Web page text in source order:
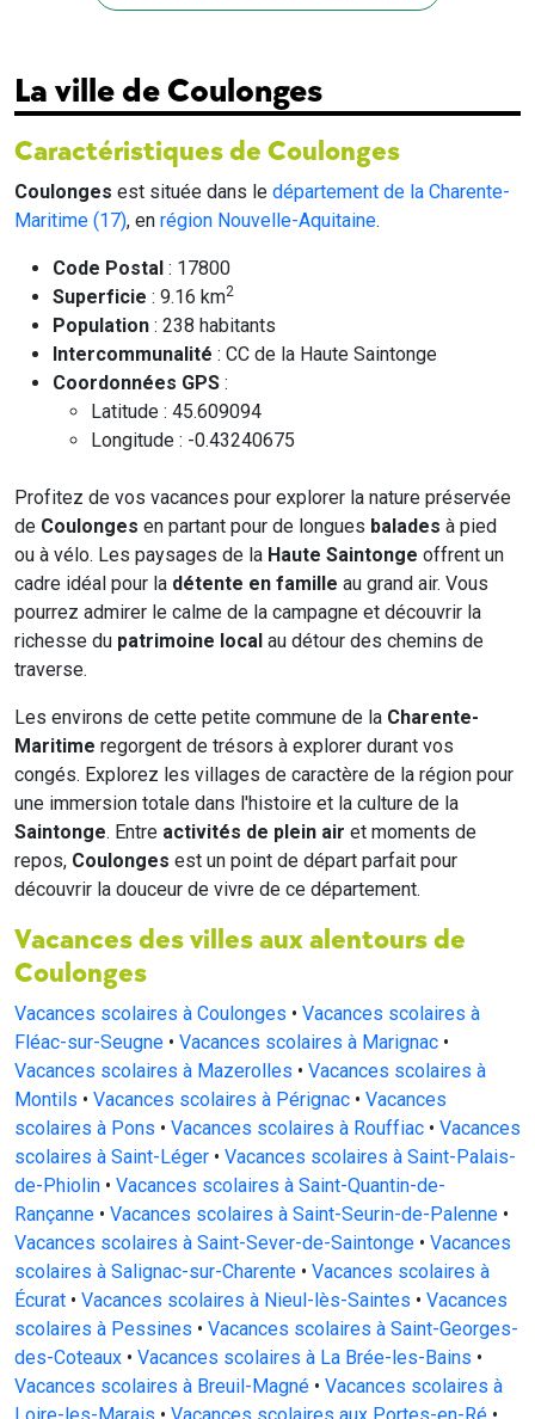
La ville de Coulonges
Caractéristiques de Coulonges
Coulonges est située dans le département de la Charente-
Maritime (17), en région Nouvelle-Aquitaine.
Code Postal : 17800
Superficie : 9.16 km2
Population : 238 habitants
Intercommunalité : CC de la Haute Saintonge
Coordonnées GPS :
Latitude : 45.609094
Longitude : -0.43240675
Profitez de vos vacances pour explorer la nature préservée
de Coulonges en partant pour de longues balades à pied
ou à vélo. Les paysages de la Haute Saintonge offrent un
cadre idéal pour la détente en famille au grand air. Vous
pourrez admirer le calme de la campagne et découvrir la
richesse du patrimoine local au détour des chemins de
traverse.
Les environs de cette petite commune de la Charente-
Maritime regorgent de trésors à explorer durant vos
congés. Explorez les villages de caractère de la région pour
une immersion totale dans l'histoire et la culture de la
Saintonge. Entre activités de plein air et moments de
repos, Coulonges est un point de départ parfait pour
découvrir la douceur de vivre de ce département.
Vacances des villes aux alentours de
Coulonges
Vacances scolaires à Coulonges • Vacances scolaires à
Fléac-sur-Seugne • Vacances scolaires à Marignac •
Vacances scolaires à Mazerolles • Vacances scolaires à
Montils • Vacances scolaires à Pérignac • Vacances
scolaires à Pons • Vacances scolaires à Rouffiac • Vacances
scolaires à Saint-Léger • Vacances scolaires à Saint-Palais-
de-Phiolin • Vacances scolaires à Saint-Quantin-de-
Rançanne • Vacances scolaires à Saint-Seurin-de-Palenne •
Vacances scolaires à Saint-Sever-de-Saintonge • Vacances
scolaires à Salignac-sur-Charente • Vacances scolaires à
Écurat • Vacances scolaires à Nieul-lès-Saintes • Vacances
scolaires à Pessines • Vacances scolaires à Saint-Georges-
des-Coteaux • Vacances scolaires à La Brée-les-Bains •
Vacances scolaires à Breuil-Magné • Vacances scolaires à